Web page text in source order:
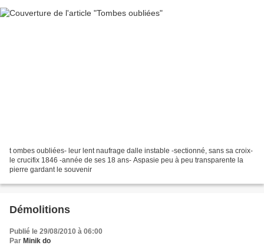
t ombes oubliées- leur lent naufrage dalle instable -sectionné, sans sa croix-
le crucifix 1846 -année de ses 18 ans- Aspasie peu à peu transparente la
pierre gardant le souvenir
Démolitions
Publié le 29/08/2010 à 06:00
Par Minik do